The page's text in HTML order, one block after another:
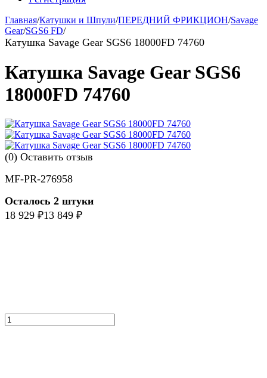
Главная/Катушки и Шпули/ПЕРЕДНИЙ ФРИКЦИОН/Savage
Gear/SGS6 FD/
Катушка Savage Gear SGS6 18000FD 74760
Катушка Savage Gear SGS6
18000FD 74760
(0) Оставить отзыв
MF-PR-276958
Осталось 2 штуки
18 929 ₽13 849 ₽